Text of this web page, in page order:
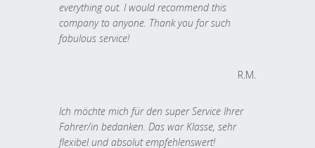
everything out. I would recommend this
company to anyone. Thank you for such
fabulous service!
R.M.
Ich möchte mich für den super Service Ihrer
Fahrer/in bedanken. Das war Klasse, sehr
flexibel und absolut empfehlenswert!